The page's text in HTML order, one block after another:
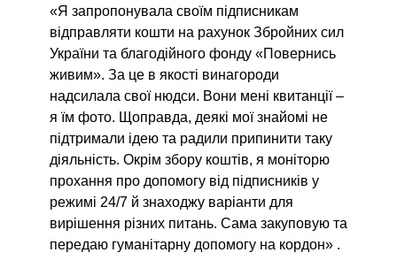
«Я запропонувала своїм підписникам
відправляти кошти на рахунок Збройних сил
України та благодійного фонду «Повернись
живим». За це в якості винагороди
надсилала свої нюдси. Вони мені квитанції –
я їм фото. Щоправда, деякі мої знайомі не
підтримали ідею та радили припинити таку
діяльність. Окрім збору коштів, я моніторю
прохання про допомогу від підписників у
режимі 24/7 й знаходжу варіанти для
вирішення різних питань. Сама закуповую та
передаю гуманітарну допомогу на кордон» .